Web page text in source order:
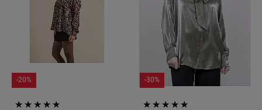
-20% -30%